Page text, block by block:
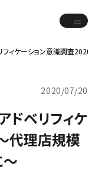
フィケーション意識調査2020
2020/07/20
ドベリフィケ
代理店規模